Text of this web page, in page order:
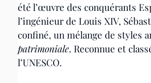
été l’œuvre des conquérants
l’ingénieur de Louis XIV,
confiné, un mélange de styles
patrimoniale. Reconnue et
l’UNESCO.